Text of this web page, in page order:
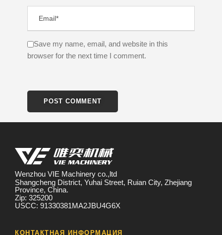
Save my name, email, and website in this
browser for the next time I comment.
Wenzhou VIE Machinery co.,ltd
Shangcheng District, Yuhai Street, Ruian City, Zhejiang
Province, China.
Zip: 325200
USCC: 91330381MA2JBU4G6X
КОНТАКТНАЯ ИНФОРМАЦИЯ